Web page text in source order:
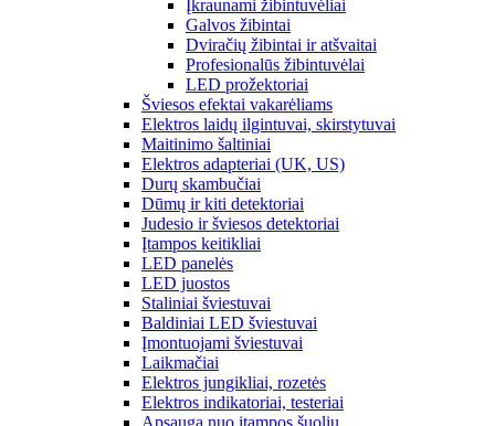
Įkraunami žibintuvėliai
Galvos žibintai
Dviračių žibintai ir atšvaitai
Profesionalūs žibintuvėlai
LED prožektoriai
Šviesos efektai vakarėliams
Elektros laidų ilgintuvai, skirstytuvai
Maitinimo šaltiniai
Elektros adapteriai (UK, US)
Durų skambučiai
Dūmų ir kiti detektoriai
Judesio ir šviesos detektoriai
Įtampos keitikliai
LED panelės
LED juostos
Staliniai šviestuvai
Baldiniai LED šviestuvai
Įmontuojami šviestuvai
Laikmačiai
Elektros jungikliai, rozetės
Elektros indikatoriai, testeriai
Apsauga nuo įtampos šuolių